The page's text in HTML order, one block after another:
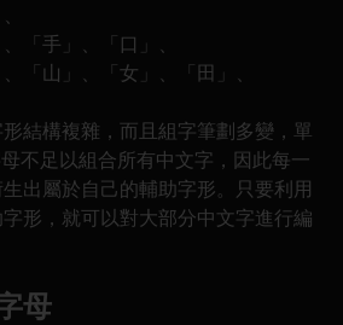
「手」、「口」、
、「山」、「女」、「田」、
結構複雜，而且組字筆劃多變，單
不足以組合所有中文字，因此每一
出屬於自己的輔助字形。只要利用
形，就可以對大部分中文字進行編
母